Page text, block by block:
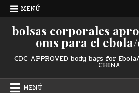
MENÚ
bolsas corporales
oms para el
CDC APPROVED body bags for
CHINA
MENÚ